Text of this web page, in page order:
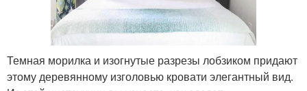
Темная морилка и изогнутые разрезы лобзиком придают
этому деревянному изголовью кровати элегантный вид.